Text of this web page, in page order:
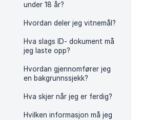
under 18 år?
Hvordan deler jeg vitnemål?
Hva slags ID- dokument må
jeg laste opp?
Hvordan gjennomfører jeg
en bakgrunnssjekk?
Hva skjer når jeg er ferdig?
Hvilken informasjon må jeg